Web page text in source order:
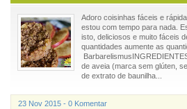
Adoro coisinhas fáceis e
estou com tempo para nada.
isto, deliciosos e muito fáceis
quantidades aumente as
de aveia (marca sem glúten,
de extrato de baunilha...
23 Nov 2015 - 0 Komentar